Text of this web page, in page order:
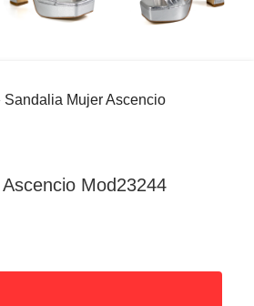
Sandalia Mujer Ascencio
Mod23244